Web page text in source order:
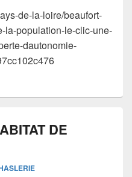
de-la-loire/beaufort-
la-population-le-clic-une-
dautonomie-
DE